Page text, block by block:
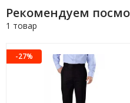
Рекомендуем
1 товар
-27%